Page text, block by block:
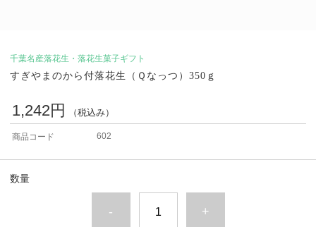
千葉名産落花生・落花生菓子ギフト
すぎやまのから付落花生（Ｑなっつ）350ｇ
1,242円 （税込み）
商品コード 602
数量
- +